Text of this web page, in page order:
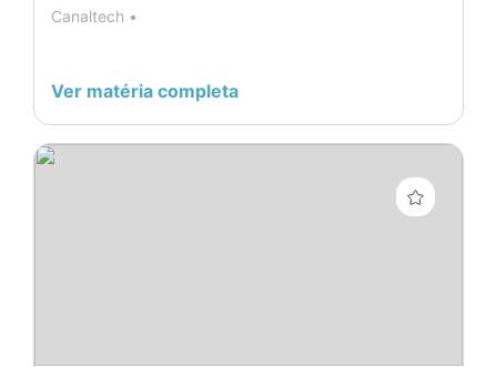
Canaltech •
Ver matéria completa